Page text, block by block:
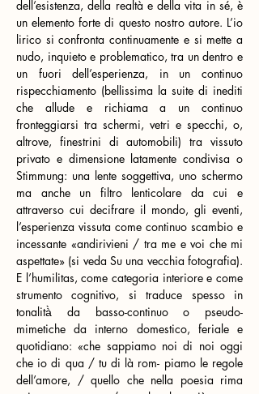
dell’esistenza, della realtà e della vita in sé, è
un elemento forte di questo nostro autore. L’io
lirico si confronta continuamente e si mette a
nudo, inquieto e problematico, tra un dentro e
un fuori dell’esperienza, in un continuo
rispecchiamento (bellissima la suite di inediti
che allude e richiama a un continuo
fronteggiarsi tra schermi, vetri e specchi, o,
altrove, finestrini di automobili) tra vissuto
privato e dimensione latamente condivisa o
Stimmung: una lente soggettiva, uno schermo
ma anche un filtro lenticolare da cui e
attraverso cui decifrare il mondo, gli eventi,
l’esperienza vissuta come continuo scambio e
incessante «andirivieni / tra me e voi che mi
aspettate» (si veda Su una vecchia fotografia).
E l’humilitas, come categoria interiore e come
strumento cognitivo, si traduce spesso in
tonalità̀ da basso-continuo o pseudo-
mimetiche da interno domestico, feriale e
quotidiano: «che sappiamo noi di noi oggi
che io di qua / tu di là rom- piamo le regole
dell’amore, / quello che nella poesia rima